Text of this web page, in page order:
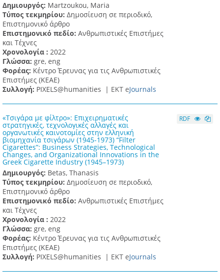
Δημιουργός: Martzoukou, Maria
Τύπος τεκμηρίου: Δημοσίευση σε περιοδικό,
Επιστημονικό άρθρο
Επιστημονικό πεδίο: Ανθρωπιστικές Επιστήμες
και Τέχνες
Χρονολογία : 2022
Γλώσσα: gre, eng
Φορέας: Κέντρο Έρευνας για τις Ανθρωπιστικές
Επιστήμες (ΚΕΑΕ)
Συλλογή: PIXELS@humanities | ΕΚΤ eJournals
«Τσιγάρα με φίλτρο»: Επιχειρηματικές
στρατηγικές, τεχνολογικές αλλαγές και
οργανωτικές καινοτομίες στην ελληνική
βιομηχανία τσιγάρων (1945-1973) “Filter
Cigarettes”: Business Strategies, Technological
Changes, and Organizational Innovations in the
Greek Cigarette Industry (1945–1973)
Δημιουργός: Betas, Thanasis
Τύπος τεκμηρίου: Δημοσίευση σε περιοδικό,
Επιστημονικό άρθρο
Επιστημονικό πεδίο: Ανθρωπιστικές Επιστήμες
και Τέχνες
Χρονολογία : 2022
Γλώσσα: gre, eng
Φορέας: Κέντρο Έρευνας για τις Ανθρωπιστικές
Επιστήμες (ΚΕΑΕ)
Συλλογή: PIXELS@humanities | ΕΚΤ eJournals
RDF